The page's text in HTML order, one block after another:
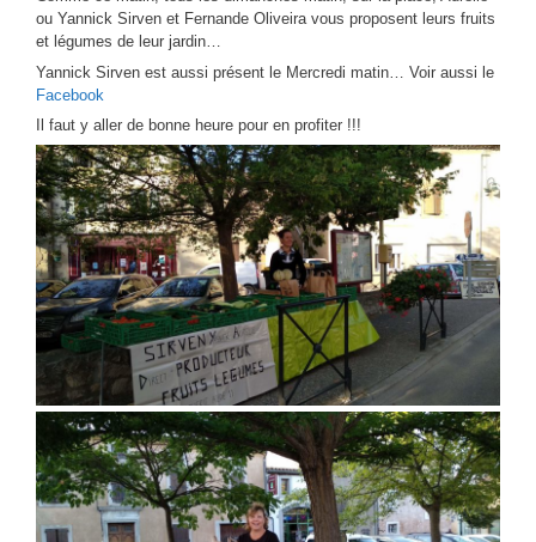
ou Yannick Sirven et Fernande Oliveira vous proposent leurs fruits
et légumes de leur jardin…
Yannick Sirven est aussi présent le Mercredi matin… Voir aussi le
Facebook
Il faut y aller de bonne heure pour en profiter !!!